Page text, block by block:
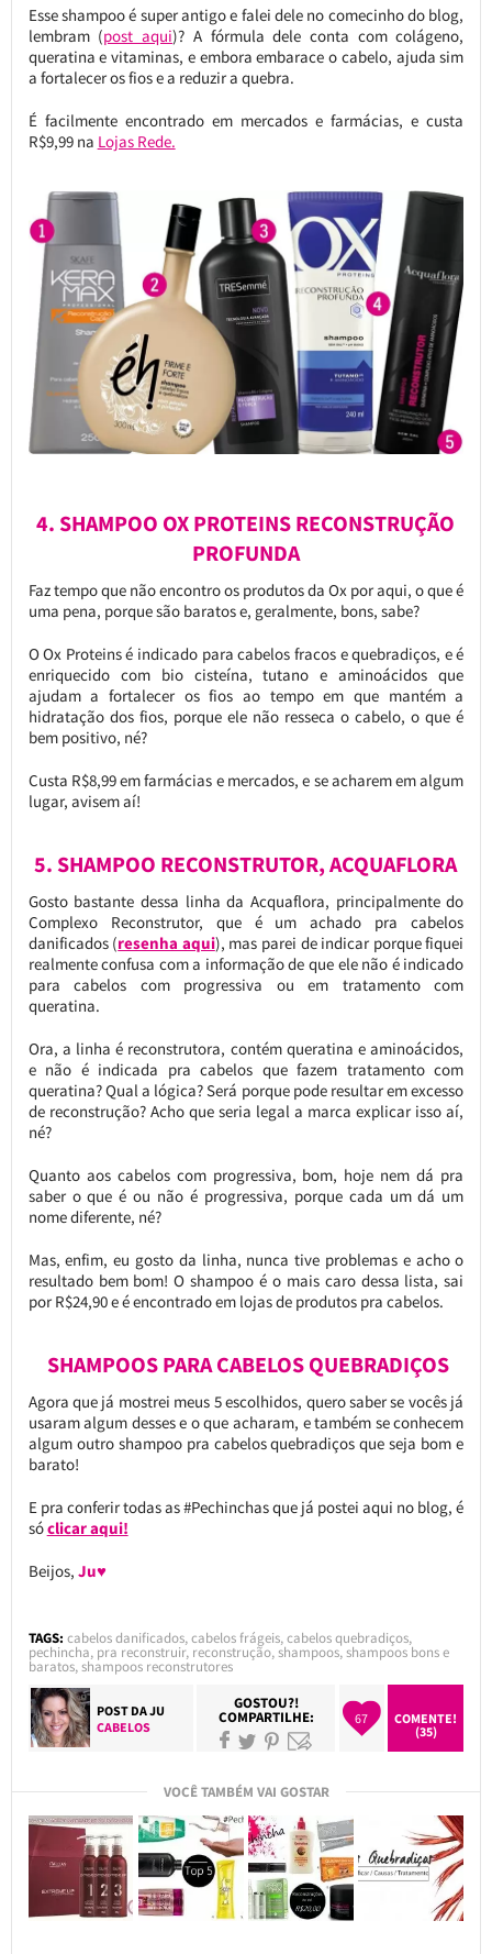
Esse shampoo é super antigo e falei dele no comecinho do blog,
lembram (post aqui)? A fórmula dele conta com colágeno,
queratina e vitaminas, e embora embarace o cabelo, ajuda sim
a fortalecer os fios e a reduzir a quebra.
É facilmente encontrado em mercados e farmácias, e custa
R$9,99 na Lojas Rede.
4. SHAMPOO OX PROTEINS RECONSTRUÇÃO
PROFUNDA
Faz tempo que não encontro os produtos da Ox por aqui, o que é
uma pena, porque são baratos e, geralmente, bons, sabe?
O Ox Proteins é indicado para cabelos fracos e quebradiços, e é
enriquecido com bio cisteína, tutano e aminoácidos que
ajudam a fortalecer os fios ao tempo em que mantém a
hidratação dos fios, porque ele não resseca o cabelo, o que é
bem positivo, né?
Custa R$8,99 em farmácias e mercados, e se acharem em algum
lugar, avisem aí!
5. SHAMPOO RECONSTRUTOR, ACQUAFLORA
Gosto bastante dessa linha da Acquaflora, principalmente do
Complexo Reconstrutor, que é um achado pra cabelos
danificados (resenha aqui), mas parei de indicar porque fiquei
realmente confusa com a informação de que ele não é indicado
para cabelos com progressiva ou em tratamento com
queratina.
Ora, a linha é reconstrutora, contém queratina e aminoácidos,
e não é indicada pra cabelos que fazem tratamento com
queratina? Qual a lógica? Será porque pode resultar em excesso
de reconstrução? Acho que seria legal a marca explicar isso aí,
né?
Quanto aos cabelos com progressiva, bom, hoje nem dá pra
saber o que é ou não é progressiva, porque cada um dá um
nome diferente, né?
Mas, enfim, eu gosto da linha, nunca tive problemas e acho o
resultado bem bom! O shampoo é o mais caro dessa lista, sai
por R$24,90 e é encontrado em lojas de produtos pra cabelos.
SHAMPOOS PARA CABELOS QUEBRADIÇOS
Agora que já mostrei meus 5 escolhidos, quero saber se vocês já
usaram algum desses e o que acharam, e também se conhecem
algum outro shampoo pra cabelos quebradiços que seja bom e
barato!
E pra conferir todas as #Pechinchas que já postei aqui no blog, é
sóclicar aqui!
Beijos, Ju♥
TAGS: cabelos danificados,cabelos frágeis,cabelos quebradiços,
pechincha, pra reconstruir, reconstrução,shampoos,shampoos bons e
baratos,shampoos reconstrutores
POST DAJU
CABELOS
GOSTOU?!
COMPARTILHE: 67
COMENTE!
(35)
VOCÊ TAMBÉM VAI GOSTAR